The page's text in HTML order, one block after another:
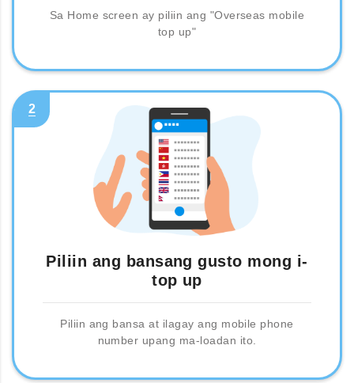
Sa Home screen ay piliin ang "Overseas mobile
top up"
2
Piliin ang bansang gusto mong i-
top up
Piliin ang bansa at ilagay ang mobile phone
number upang ma-loadan ito.